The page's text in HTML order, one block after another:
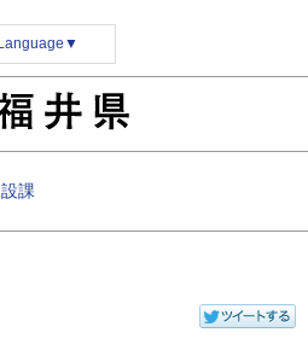
Language ▼
課